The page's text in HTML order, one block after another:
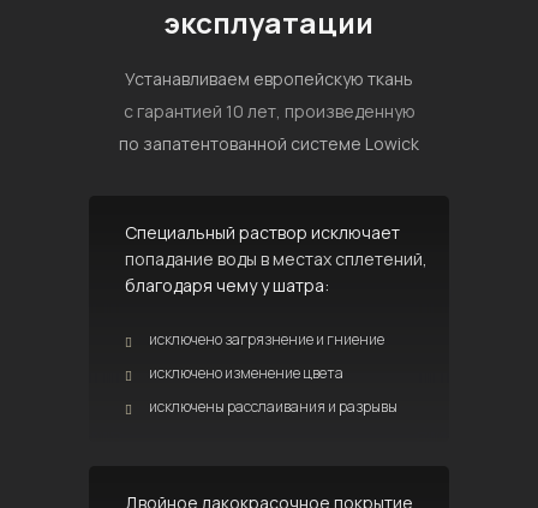
эксплуатации
Устанавливаем европейскую ткань
с гарантией 10 лет, произведенную
по запатентованной системе Lowick
Специальный раствор исключает
попадание воды в местах сплетений,
благодаря чему у шатра:
исключено загрязнение и гниение
исключено изменение цвета
исключены расслаивания и разрывы
Двойное лакокрасочное покрытие